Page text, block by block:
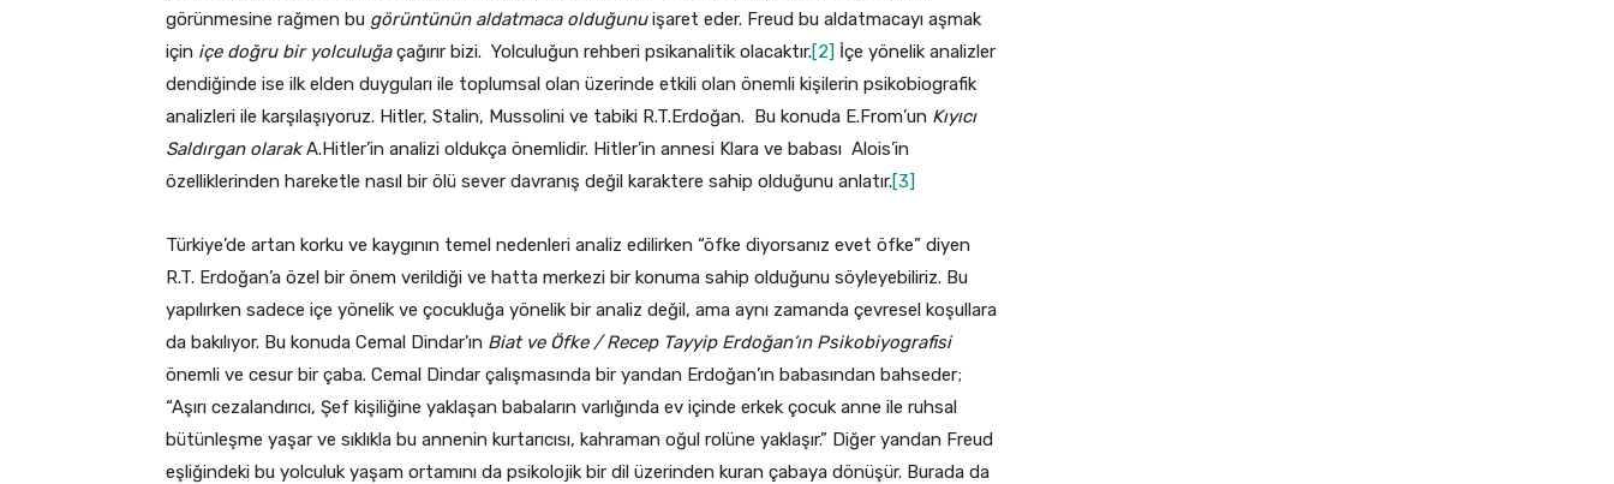
görünmesine rağmen bu görüntünün aldatmaca olduğunuişaret eder. Freud bu aldatmacayı aşmak
için içe doğru bir yolculuğaçağırır bizi. Yolculuğun rehberi psikanalitik olacaktır.[2] İçe yönelik analizler
dendiğinde ise ilk elden duyguları ile toplumsal olan üzerinde etkili olan önemli kişilerin psikobiografik
analizleri ile karşılaşıyoruz. Hitler, Stalin, Mussolini ve tabiki R.T.Erdoğan. Bu konuda E.From’un Kıyıcı
Saldırgan olarakA.Hitler’in analizi oldukça önemlidir. Hitler’in annesi Klara ve babası Alois’in
özelliklerinden hareketle nasıl bir ölü sever davranış değil karaktere sahip olduğunu anlatır.[3]
Türkiye’de artan korku ve kaygının temel nedenleri analiz edilirken “öfke diyorsanız evet öfke” diyen
R.T. Erdoğan’a özel bir önem verildiği ve hatta merkezi bir konuma sahip olduğunu söyleyebiliriz. Bu
yapılırken sadece içe yönelik ve çocukluğa yönelik bir analiz değil, ama aynı zamanda çevresel koşullara
da bakılıyor. Bu konuda Cemal Dindar’ın Biat ve Öfke / Recep Tayyip Erdoğan’ın Psikobiyografisi
önemli ve cesur bir çaba. Cemal Dindar çalışmasında bir yandan Erdoğan’ın babasından bahseder;
“Aşırı cezalandırıcı, Şef kişiliğine yaklaşan babaların varlığında ev içinde erkek çocuk anne ile ruhsal
bütünleşme yaşar ve sıklıkla bu annenin kurtarıcısı, kahraman oğul rolüne yaklaşır.” Diğer yandan Freud
eşliğindeki bu yolculuk yaşam ortamını da psikolojik bir dil üzerinden kuran çabaya dönüşür. Burada da